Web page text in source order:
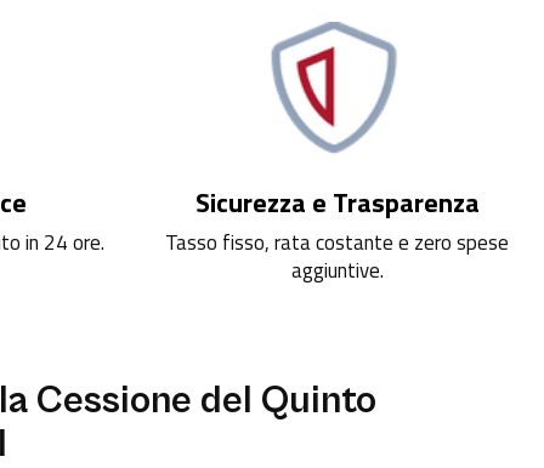
in 24 ore.
Sicurezza e Trasparenza
Tasso fisso, rata costante e zero spese
aggiuntive.
Cessione del Quinto